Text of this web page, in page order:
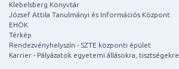
Klebelsberg Könyvtár
József Attila Tanulmányi és Információs Központ
EHÖK
Térkép
Rendezvényhelyszín - SZTE központi épület
Karrier - Pályázatok egyetemi állásokra, tisztségekre